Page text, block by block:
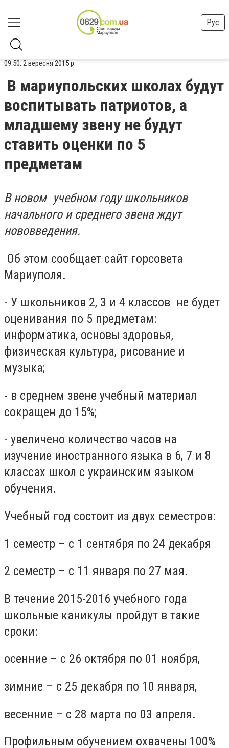
Рус
09:50, 2 вересня 2015 р.
В мариупольских школах будут
воспитывать патриотов, а
младшему звену не будут
ставить оценки по 5
предметам
В новом учебном году школьников
начального и среднего звена ждут
нововведения.
Об этом сообщает сайт горсовета
Мариуполя.
- У школьников 2, 3 и 4 классов не будет
оценивания по 5 предметам:
информатика, основы здоровья,
физическая культура, рисование и
музыка;
- в среднем звене учебный материал
сокращен до 15%;
- увеличено количество часов на
изучение иностранного языка в 6, 7 и 8
классах школ с украинским языком
обучения.
Учебный год состоит из двух семестров:
1 семестр – с 1 сентября по 24 декабря
2 семестр – с 11 января по 27 мая.
В течение 2015-2016 учебного года
школьные каникулы пройдут в такие
сроки:
осенние – с 26 октября по 01 ноября,
зимние – с 25 декабря по 10 января,
весенние – с 28 марта по 03 апреля.
Профильным обучением охвачены 100%